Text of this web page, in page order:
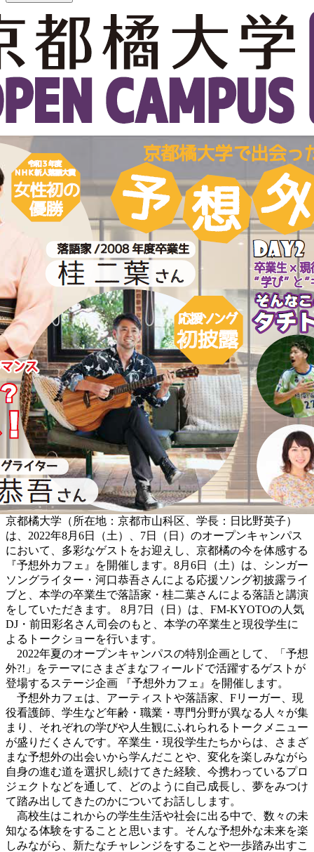
京都橘大学（所在地：京都市山科区、学長：日比野英子）
は、2022年8月6日（土）、7日（日）のオープンキャンパス
において、多彩なゲストをお迎えし、京都橘の今を体感する
『予想外カフェ』を開催します。8月6日（土）は、シンガー
ソングライター・河口恭吾さんによる応援ソング初披露ライ
ブと、本学の卒業生で落語家・桂二葉さんによる落語と講演
をしていただきます。 8月7日（日）は、FM-KYOTOの人気
DJ・前田彩名さん司会のもと、本学の卒業生と現役学生に
よるトークショーを行います。
2022年夏のオープンキャンパスの特別企画として、「予想
外?!」をテーマにさまざまなフィールドで活躍するゲストが
登場するステージ企画 『予想外カフェ』を開催します。
予想外カフェは、アーティストや落語家、Fリーガー、現
役看護師、学生など年齢・職業・専門分野が異なる人々が集
まり、それぞれの学びや人生観にふれられるトークメニュー
が盛りだくさんです。卒業生・現役学生たちからは、さまざ
まな予想外の出会いから学んだことや、変化を楽しみながら
自身の進む道を選択し続けてきた経験、今携わっているプロ
ジェクトなどを通して、どのように自己成長し、夢をみつけ
て踏み出してきたのかについてお話しします。
高校生はこれからの学生生活や社会に出る中で、数々の未
知なる体験をすることと思います。そんな予想外な未来を楽
しみながら、新たなチャレンジをすることや一歩踏み出すこ